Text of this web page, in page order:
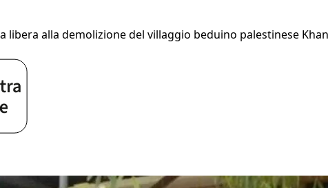
libera alla demolizione del villaggio beduino palestinese